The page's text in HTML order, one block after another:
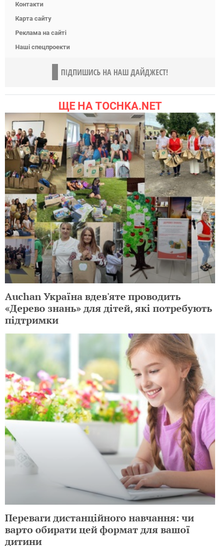
Контакти
Карта сайту
Реклама на сайті
Наші спецпроекти
ПІДПИШИСЬ НА НАШ ДАЙДЖЕСТ!
ЩЕ НА TOCHKA.NET
Auchan Україна вдев'яте проводить
«Дерево знань» для дітей, які потребують
підтримки
Переваги дистанційного навчання: чи
варто обирати цей формат для вашої
дитини